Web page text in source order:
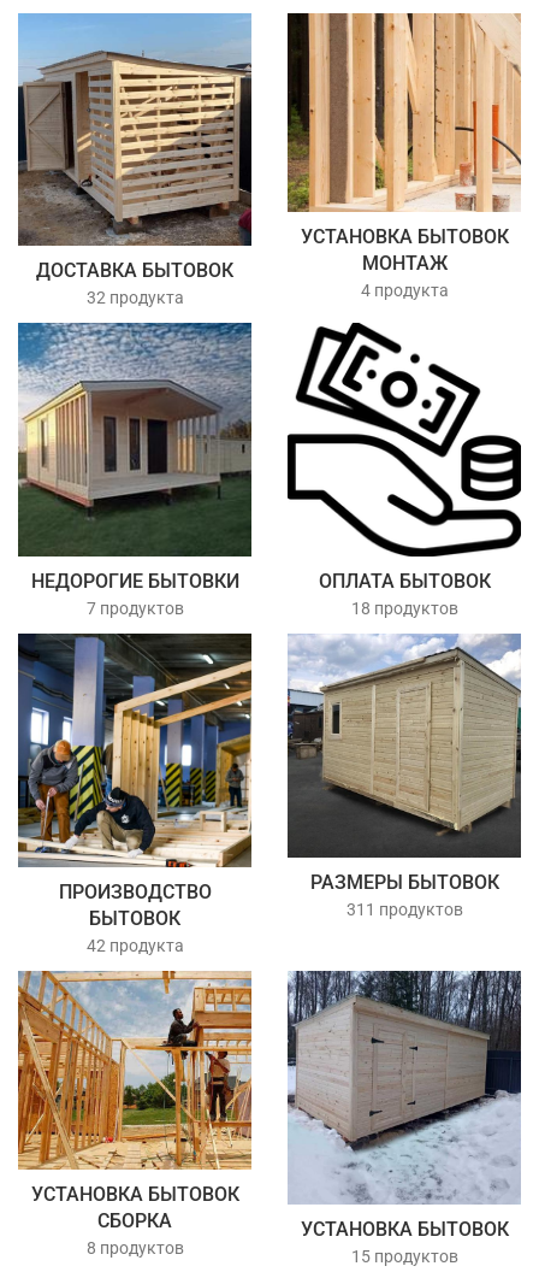
ДОСТАВКА БЫТОВОК
32 продукта
УСТАНОВКА БЫТОВОК
МОНТАЖ
4 продукта
НЕДОРОГИЕ БЫТОВКИ
7 продуктов
ОПЛАТА БЫТОВОК
18 продуктов
ПРОИЗВОДСТВО
БЫТОВОК
42 продукта
РАЗМЕРЫ БЫТОВОК
311 продуктов
УСТАНОВКА БЫТОВОК
СБОРКА
8 продуктов
УСТАНОВКА БЫТОВОК
15 продуктов